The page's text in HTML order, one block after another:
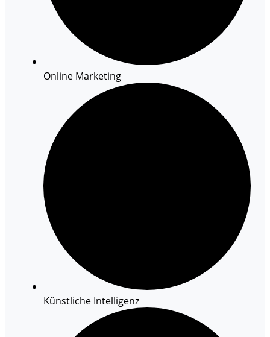
Online Marketing
Künstliche Intelligenz